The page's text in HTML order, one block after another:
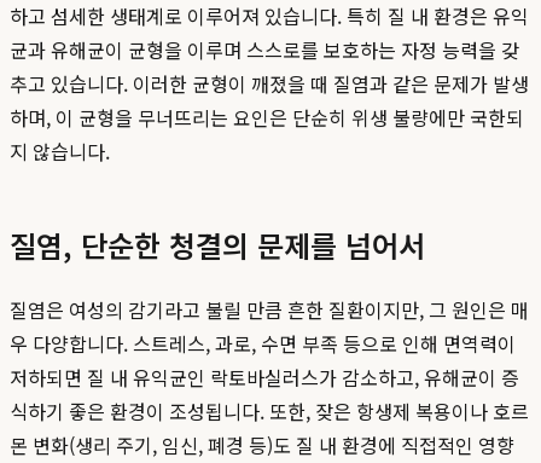
하고 섬세한 생태계로 이루어져 있습니다. 특히 질 내 환경은 유익
균과 유해균이 균형을 이루며 스스로를 보호하는 자정 능력을 갖
추고 있습니다. 이러한 균형이 깨졌을 때 질염과 같은 문제가 발생
하며, 이 균형을 무너뜨리는 요인은 단순히 위생 불량에만 국한되
지 않습니다.
질염, 단순한 청결의 문제를 넘어서
질염은 여성의 감기라고 불릴 만큼 흔한 질환이지만, 그 원인은 매
우 다양합니다. 스트레스, 과로, 수면 부족 등으로 인해 면역력이
저하되면 질 내 유익균인 락토바실러스가 감소하고, 유해균이 증
식하기 좋은 환경이 조성됩니다. 또한, 잦은 항생제 복용이나 호르
몬 변화(생리 주기, 임신, 폐경 등)도 질 내 환경에 직접적인 영향